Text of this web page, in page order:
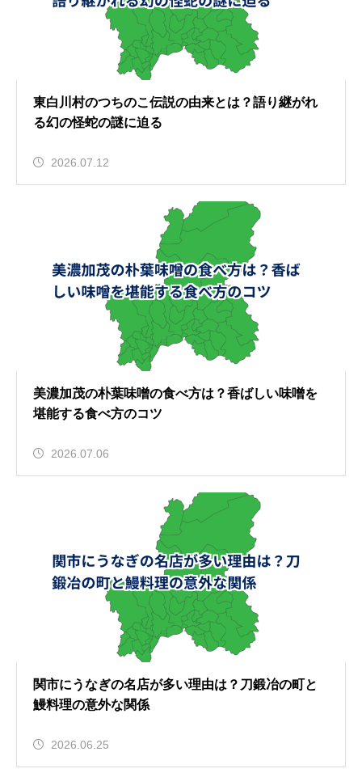
東白川村のつちのこ伝説の由来とは？語り継がれ
る幻の怪蛇の謎に迫る
2026.07.12
美濃加茂の朴葉味噌の食べ方は？香ばしい味噌を
堪能する食べ方のコツ
2026.07.06
関市にうなぎの名店が多い理由は？刀鍛冶の町と
鰻料理の意外な関係
2026.06.25